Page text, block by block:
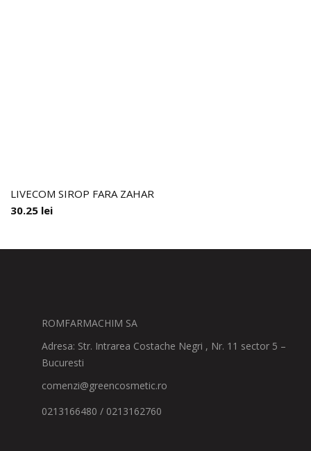
LIVECOM SIROP FARA ZAHAR
30.25 lei
ROMFARMACHIM SA
Adresa: Str. Intrarea Costache Negri , Nr. 11 sector 5 –
Bucuresti
comenzi@greencosmetic.ro
0213166480 / 0213162760